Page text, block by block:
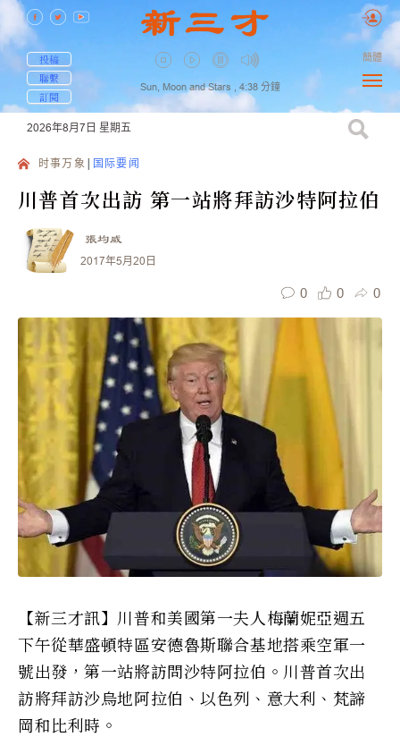
投稿
聯繫
訂閱
Sun, Moon and Stars , 4:38 分鐘
簡體
2026年8月7日 星期五
时事万象 国际要闻
川普首次出訪 第一站將拜訪沙特阿拉伯
張均威
2017年5月20日
0 0 0
【新三才訊】川普和美國第一夫人梅蘭妮亞週五
下午從華盛頓特區安德魯斯聯合基地搭乘空軍一
號出發，第一站將訪問沙特阿拉伯。川普首次出
訪將拜訪沙烏地阿拉伯、以色列、意大利、梵諦
岡和比利時。